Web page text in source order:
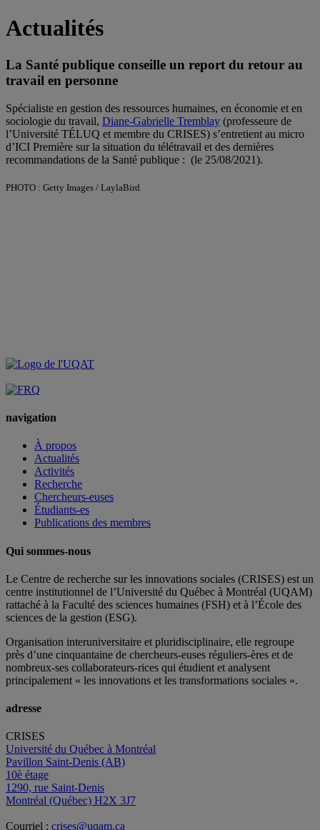
Actualités
La Santé publique conseille un report du retour au
travail en personne
Spécialiste en gestion des ressources humaines, en économie et en
sociologie du travail, Diane-Gabrielle Tremblay (professeure de
l’Université TÉLUQ et membre du CRISES) s’entretient au micro
d’ICI Première sur la situation du télétravail et des dernières
recommandations de la Santé publique : (le 25/08/2021).
PHOTO : Getty Images / LaylaBird
navigation
À propos
Actualités
Activités
Recherche
Chercheurs-euses
Étudiants-es
Publications des membres
Qui sommes-nous
Le Centre de recherche sur les innovations sociales (CRISES) est un
centre institutionnel de l’Université du Québec à Montréal (UQAM)
rattaché à la Faculté des sciences humaines (FSH) et à l’École des
sciences de la gestion (ESG).
Organisation interuniversitaire et pluridisciplinaire, elle regroupe
près d’une cinquantaine de chercheurs-euses réguliers-ères et de
nombreux-ses collaborateurs-rices qui étudient et analysent
principalement « les innovations et les transformations sociales ».
adresse
CRISES
Université du Québec à Montréal
Pavillon Saint-Denis (AB)
10è étage
1290, rue Saint-Denis
Montréal (Québec) H2X 3J7
Courriel : crises@uqam.ca